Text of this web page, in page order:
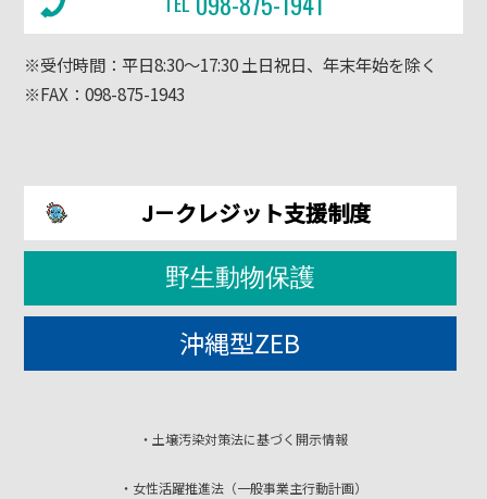
※受付時間：平日8:30～17:30 土日祝日、年末年始を除く
※FAX：098-875-1943
J－クレジット支援制度
野生動物保護
沖縄型ZEB
・土壌汚染対策法に基づく開示情報
・女性活躍推進法（一般事業主行動計画）